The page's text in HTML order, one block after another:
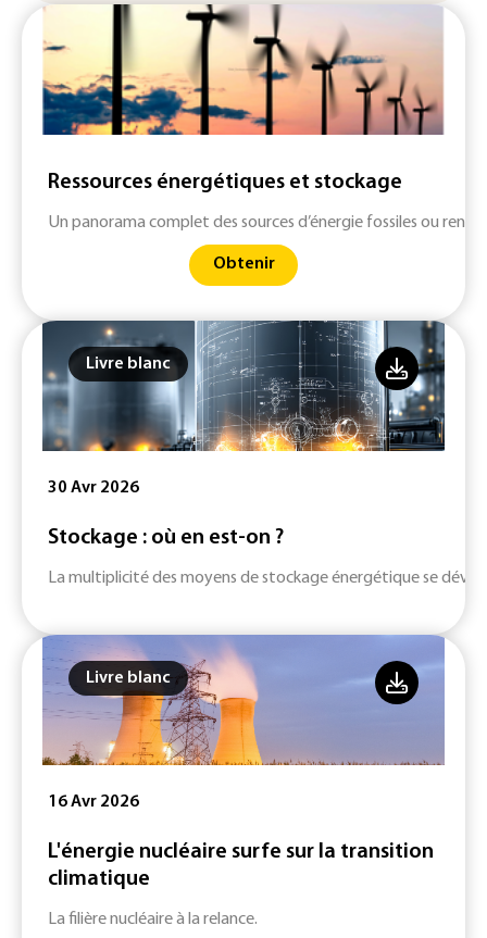
Ressources énergétiques et stockage
Un panorama complet des sources d’énergie fossiles ou
Obtenir
Livre blanc
30 Avr 2026
Stockage : où en est-on ?
La multiplicité des moyens de stockage énergétique se
Livre blanc
16 Avr 2026
L'énergie nucléaire surfe sur la transition
climatique
La filière nucléaire à la relance.